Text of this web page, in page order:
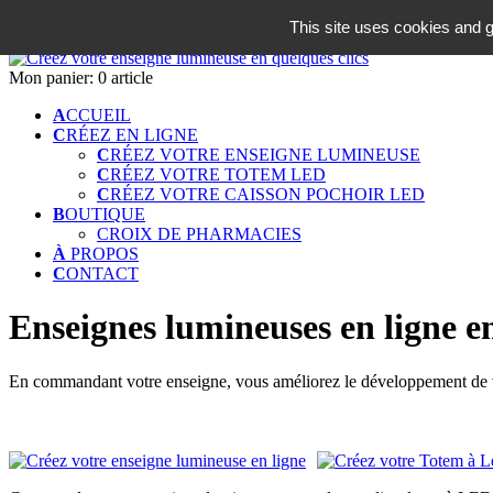
Mon panier: 0 article
ACCUEIL
CRÉEZ EN LIGNE
CRÉEZ VOTRE ENSEIGNE LUMINEUSE
CRÉEZ VOTRE TOTEM LED
CRÉEZ VOTRE CAISSON POCHOIR LED
BOUTIQUE
CROIX DE PHARMACIES
À PROPOS
CONTACT
Enseignes lumineuses en ligne
En commandant votre enseigne, vous améliorez le développement
This site uses cookies and